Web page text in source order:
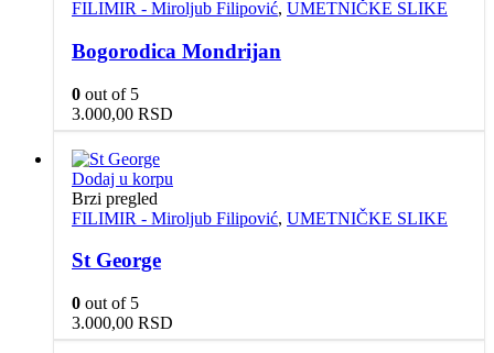
FILIMIR - Miroljub Filipović, UMETNIČKE SLIKE
Bogorodica Mondrijan
0 out of 5
3.000,00 RSD
Dodaj u korpu
Brzi pregled
FILIMIR - Miroljub Filipović, UMETNIČKE SLIKE
St George
0 out of 5
3.000,00 RSD